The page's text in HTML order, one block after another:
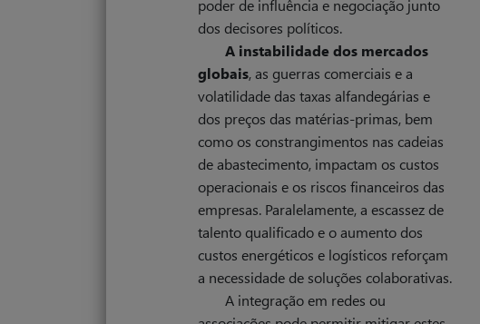
poder de influência e negociação junto
dos decisores políticos.
A instabilidade dos mercados
globais, as guerras comerciais e a
volatilidade das taxas alfandegárias e
dos preços das matérias-primas, bem
como os constrangimentos nas cadeias
de abastecimento, impactam os custos
operacionais e os riscos financeiros das
empresas. Paralelamente, a escassez de
talento qualificado e o aumento dos
custos energéticos e logísticos reforçam
a necessidade de soluções colaborativas.
A integração em redes ou